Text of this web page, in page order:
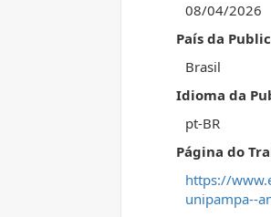
08/04/2026
País da
Brasil
Idioma da
pt-BR
Página do
https://
unipampa--